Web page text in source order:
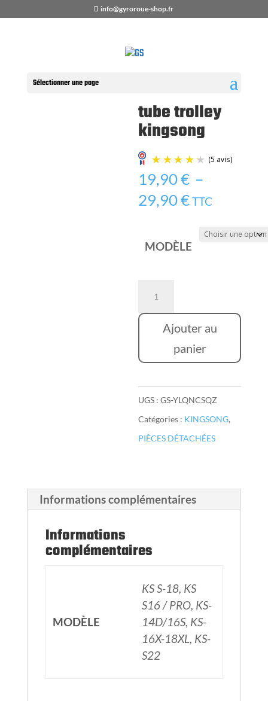
info@gyroroue-shop.fr
Sélectionner une page
/PIÈCES
kingsong
tube trolley
kingsong
19,90€ –
29,90€Plage
prix :
19,90 €
TTC
MODÈLE
kingsong
Ajouter au
panier
UGS :GS-YLQNCSQZ
Catégories : KINGSONG,
PIÈCES DÉTACHÉES
Informations complémentaires
Informations
complémentaires
MODÈLE
KS S-18, KS
S16 / PRO, KS-
14D/16S, KS-
16X-18XL, KS-
S22